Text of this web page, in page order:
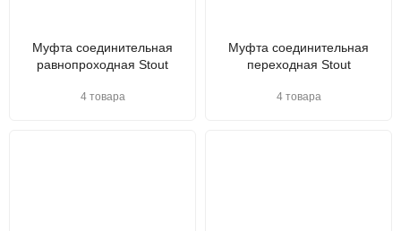
Муфта соединительная
равнопроходная Stout
4 товара
Муфта соединительная
переходная Stout
4 товара